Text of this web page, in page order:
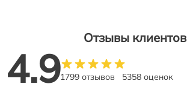
Отзывы клиентов
4.91799 отзывов 5358 оценок